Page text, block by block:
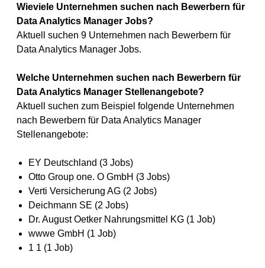
Wieviele Unternehmen suchen nach Bewerbern für
Data Analytics Manager Jobs?
Aktuell suchen 9 Unternehmen nach Bewerbern für
Data Analytics Manager Jobs.
Welche Unternehmen suchen nach Bewerbern für
Data Analytics Manager Stellenangebote?
Aktuell suchen zum Beispiel folgende Unternehmen
nach Bewerbern für Data Analytics Manager
Stellenangebote:
EY Deutschland (3 Jobs)
Otto Group one. O GmbH (3 Jobs)
Verti Versicherung AG (2 Jobs)
Deichmann SE (2 Jobs)
Dr. August Oetker Nahrungsmittel KG (1 Job)
wwwe GmbH (1 Job)
1 1 (1 Job)